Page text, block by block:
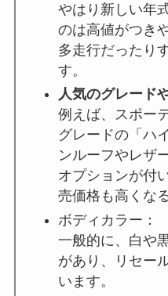
やはり新しい年
のは高値がつき
多走行だったり
す。
人気のグレード
例えば、スポー
グレードの「ハ
ンルーフやレザ
オプションが付
売価格も高くな
ボディカラー：
一般的に、白や
があり、リセー
います。